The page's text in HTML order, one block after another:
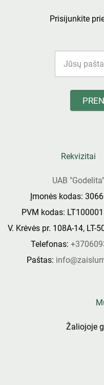
Prisijunkite
Rekvizitai
UAB "Godelita"
Įmonės kodas:
PVM kodas:
V. Krėvės pr. 108A-14, LT-
Telefonas:
Paštas:
Žaliojoje